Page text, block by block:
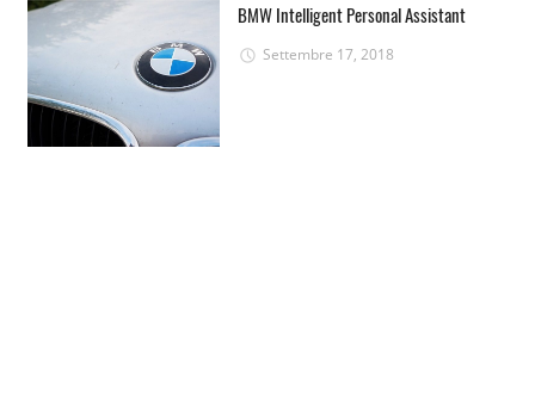
BMW Intelligent Personal Assistant
Settembre 17, 2018